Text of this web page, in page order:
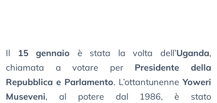
Il 15 gennaio è stata la volta dell’Uganda,
chiamata a votare per Presidente della
Repubblica e Parlamento. L’ottantunenneYoweri
Museveni, al potere dal 1986, è stato